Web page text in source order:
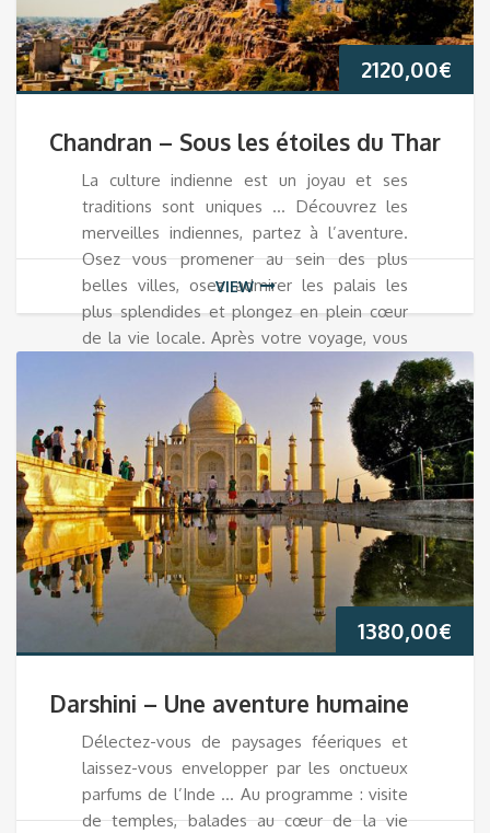
2120,00€
Chandran – Sous les étoiles du Thar
La culture indienne est un joyau et ses
traditions sont uniques … Découvrez les
merveilles indiennes, partez à l’aventure.
Osez vous promener au sein des plus
belles villes, osez admirer les palais les
plus splendides et plongez en plein cœur
de la vie locale. Après votre voyage, vous
aurez envie d’y retourner pour en voir
encore plus ! Nous sommes là pour ça …
VIEW
1380,00€
Darshini – Une aventure humaine
Délectez-vous de paysages féeriques et
laissez-vous envelopper par les onctueux
parfums de l’Inde … Au programme : visite
de temples, balades au cœur de la vie